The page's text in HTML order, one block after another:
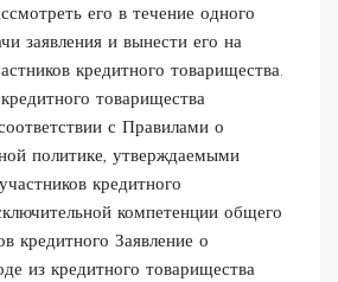
его в течение одного
заявления и вынести его на
кредитного товарищества.
товарищества
с Правилами о
политике, утверждаемыми
кредитного
компетенции общего
кредитного Заявление о
из кредитного товарищества